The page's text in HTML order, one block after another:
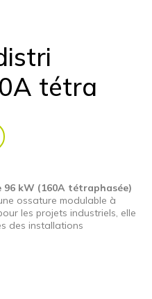
tétra
kW (160A tétraphasée)
ossature modulable à
les projets industriels, elle
des installations